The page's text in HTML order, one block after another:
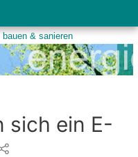
sich ein E-